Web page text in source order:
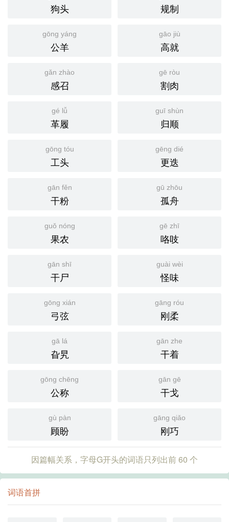
狗头 规制
gōng yáng
公羊
gāo jiù
高就
gǎn zhào
感召
gē ròu
割肉
gé lǚ
革履
guī shùn
归顺
gōng tóu
工头
gēng dié
更迭
gān fěn
干粉
gū zhōu
孤舟
guǒ nóng
果农
gē zhī
咯吱
gān shī
干尸
guài wèi
怪味
gōng xián
弓弦
gāng róu
刚柔
gā lá
旮旯
gān zhe
干着
gōng chēng
公称
gān gē
干戈
gù pàn
顾盼
gāng qiǎo
刚巧
因篇幅关系，字母G开头的词语只列出前 60 个
词语首拼